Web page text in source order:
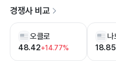
경쟁사 비교
오클로
48.42+14.77%
18.85